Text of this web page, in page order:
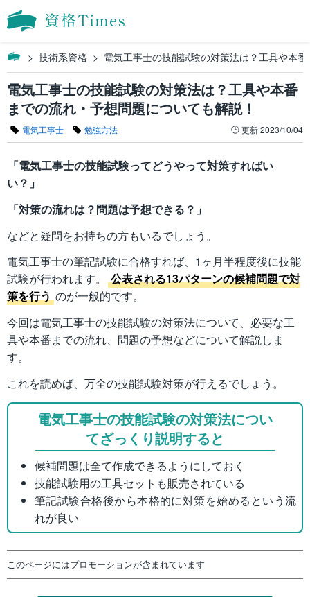
技術系資格 電気工事士の技能試験の対策法は？工具や本
電気工事士の技能試験の対策法は？工具や本番
までの流れ・予想問題についても解説！
電気工事士 勉強方法 更新2023/10/04
「電気工事士の技能試験ってどうやって対策すればい
い？」
「対策の流れは？問題は予想できる？」
などと疑問をお持ちの方もいるでしょう。
電気工事士の筆記試験に合格すれば、1ヶ月半程度後に技能
試験が行われます。
公表される13パターンの候補問題で対
策を行う のが一般的です。
今回は電気工事士の技能試験の対策法について、必要な工
具や本番までの流れ、問題の予想などについて解説しま
す。
これを読めば、万全の技能試験対策が行えるでしょう。
電気工事士の技能試験の対策法につい
てざっくり説明すると
候補問題は全て作成できるようにしておく
技能試験用の工具セットも販売されている
筆記試験合格後から本格的に対策を始めるという流
れが良い
このページにはプロモーションが含まれています